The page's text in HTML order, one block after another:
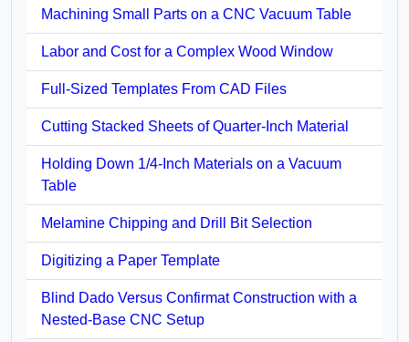
Machining Small Parts on a CNC Vacuum Table
Labor and Cost for a Complex Wood Window
Full-Sized Templates From CAD Files
Cutting Stacked Sheets of Quarter-Inch Material
Holding Down 1/4-Inch Materials on a Vacuum
Table
Melamine Chipping and Drill Bit Selection
Digitizing a Paper Template
Blind Dado Versus Confirmat Construction with a
Nested-Base CNC Setup